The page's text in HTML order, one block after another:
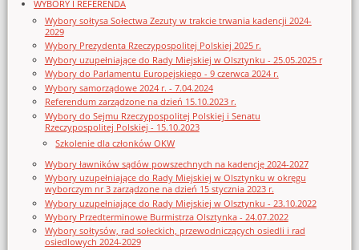
WYBORY I REFERENDA
Wybory sołtysa Sołectwa Zezuty w trakcie trwania kadencji 2024-
2029
Wybory Prezydenta Rzeczypospolitej Polskiej 2025 r.
Wybory uzupełniające do Rady Miejskiej w Olsztynku - 25.05.2025 r
Wybory do Parlamentu Europejskiego - 9 czerwca 2024 r.
Wybory samorządowe 2024 r. - 7.04.2024
Referendum zarządzone na dzień 15.10.2023 r.
Wybory do Sejmu Rzeczypospolitej Polskiej i Senatu
Rzeczypospolitej Polskiej - 15.10.2023
Szkolenie dla członków OKW
Wybory ławników sądów powszechnych na kadencję 2024-2027
Wybory uzupełniające do Rady Miejskiej w Olsztynku w okręgu
wyborczym nr 3 zarządzone na dzień 15 stycznia 2023 r.
Wybory uzupełniające do Rady Miejskiej w Olsztynku - 23.10.2022
Wybory Przedterminowe Burmistrza Olsztynka - 24.07.2022
Wybory sołtysów, rad sołeckich, przewodniczących osiedli i rad
osiedlowych 2024-2029